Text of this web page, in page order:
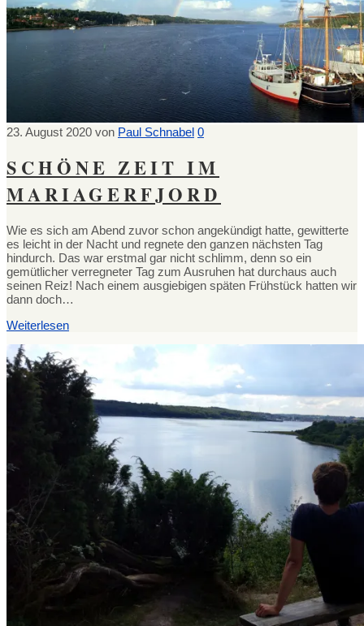
23. August 2020 von Paul Schnabel 0
SCHÖNE ZEIT IM
MARIAGERFJORD
Wie es sich am Abend zuvor schon angekündigt hatte, gewitterte
es leicht in der Nacht und regnete den ganzen nächsten Tag
hindurch. Das war erstmal gar nicht schlimm, denn so ein
gemütlicher verregneter Tag zum Ausruhen hat durchaus auch
seinen Reiz! Nach einem ausgiebigen späten Frühstück hatten wir
dann doch…
Weiterlesen